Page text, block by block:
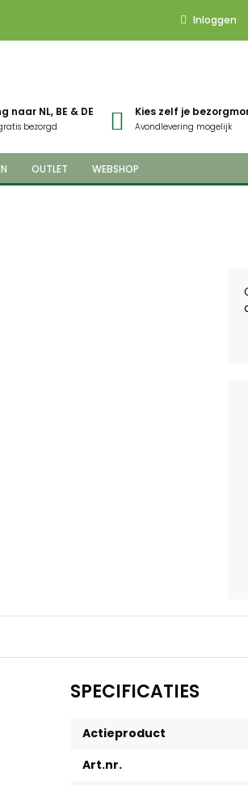
Inloggen
naar NL, BE & DE
bezorgd
Kies zelf je
Avondlevering mogelijk
OUTLET WEBSHOP
SPECIFICATIES
Actieproduct
Art.nr.